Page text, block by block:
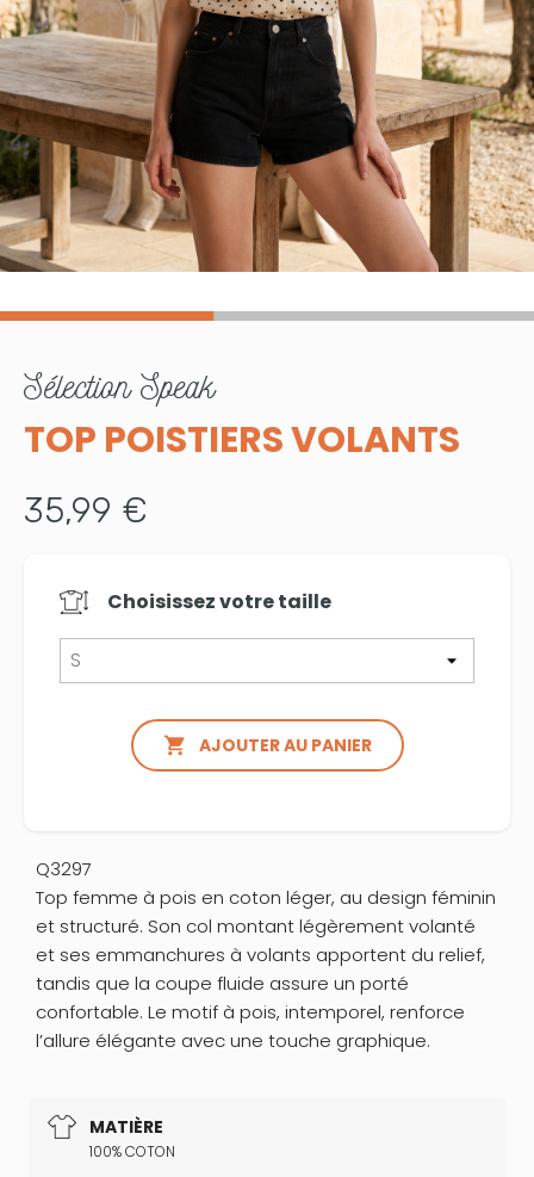
sélectionSpeak
TOP POISTIERS VOLANTS
35,99 €
Choisissez votretaille
 AJOUTER AU PANIER
MATIÈRE
100% COTON
Q3297
Top femme à pois en coton léger, au design féminin
et structuré. Son col montant légèrement volanté
et ses emmanchures à volants apportent du relief,
tandis que la coupe fluide assure un porté
confortable. Le motif à pois, intemporel, renforce
l’allure élégante avec une touche graphique.